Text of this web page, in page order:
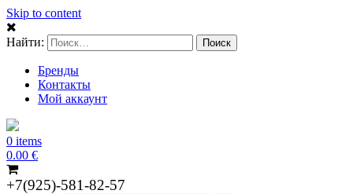
Skip to content
Найти:
Бренды
Контакты
Мой аккаунт
0 items
0.00 €
+7(925)-581-82-57